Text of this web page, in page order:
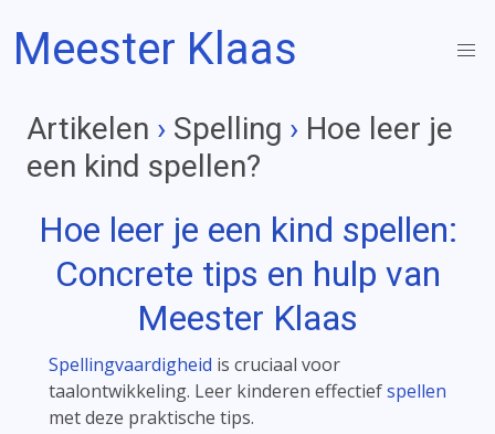
Meester Klaas
Artikelen › Spelling › Hoe leer je
een kind spellen?
Hoe leer je een kind spellen:
Concrete tips en hulp van
Meester Klaas
Spellingvaardigheid is cruciaal voor
taalontwikkeling. Leer kinderen effectiefspellen
met deze praktische tips.